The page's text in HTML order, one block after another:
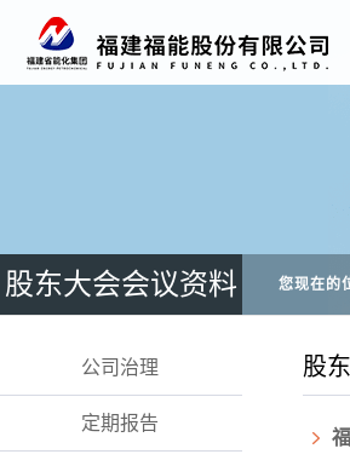
股东大会会议资料 您现在的
公司治理
定期报告
股